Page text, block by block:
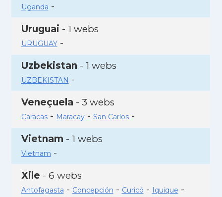
Uganda -
Uruguai - 1 webs
URUGUAY-
Uzbekistan - 1 webs
UZBEKISTAN -
Veneçuela - 3 webs
Caracas- Maracay- San Carlos-
Vietnam - 1 webs
Vietnam -
Xile - 6 webs
Antofagasta - Concepción - Curicó - Iquique -